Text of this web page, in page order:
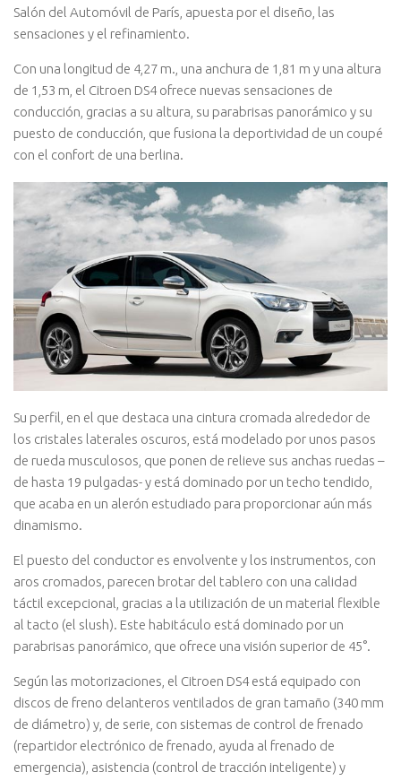
Salón del Automóvil de París, apuesta por el diseño, las
sensaciones y el refinamiento.
Con una longitud de 4,27 m., una anchura de 1,81 m y una altura
de 1,53 m, el Citroen DS4 ofrece nuevas sensaciones de
conducción, gracias a su altura, su parabrisas panorámico y su
puesto de conducción, que fusiona la deportividad de un coupé
con el confort de una berlina.
Su perfil, en el que destaca una cintura cromada alrededor de
los cristales laterales oscuros, está modelado por unos pasos
de rueda musculosos, que ponen de relieve sus anchas ruedas –
de hasta 19 pulgadas- y está dominado por un techo tendido,
que acaba en un alerón estudiado para proporcionar aún más
dinamismo.
El puesto del conductor es envolvente y los instrumentos, con
aros cromados, parecen brotar del tablero con una calidad
táctil excepcional, gracias a la utilización de un material flexible
al tacto (el slush). Este habitáculo está dominado por un
parabrisas panorámico, que ofrece una visión superior de 45°.
Según las motorizaciones, el Citroen DS4 está equipado con
discos de freno delanteros ventilados de gran tamaño (340 mm
de diámetro) y, de serie, con sistemas de control de frenado
(repartidor electrónico de frenado, ayuda al frenado de
emergencia), asistencia (control de tracción inteligente) y